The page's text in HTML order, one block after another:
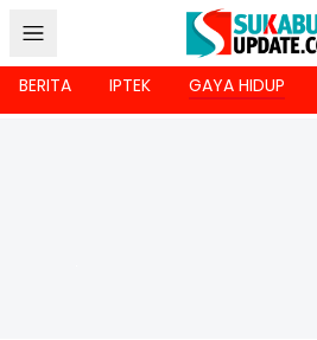
BERITA IPTEK GAYA HIDUP